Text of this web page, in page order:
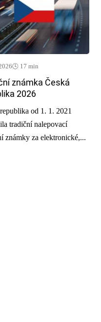
🕓 17 min
známka Česká
2026
od 1. 1. 2021
tradiční nalepovací
známky za elektronické,...